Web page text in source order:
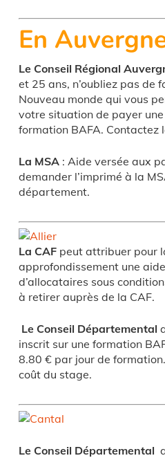
En
Le Conseil Régional
et 25 ans, n’oubliez pas de
Nouveau monde qui vous
votre situation de payer
formation BAFA. Contactez
La MSA: Aide versée aux
demander l’imprimé à la
département.
La CAFpeut attribuer pour
approfondissement une
d’allocataires sous
à retirer auprès de la CAF.
Le Conseil Départemental
inscrit sur une formation
8.80 € par jour de
coût du stage.
Le Conseil Départemental